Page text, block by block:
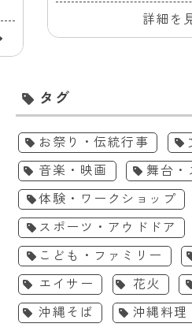
詳細を
タグ
お祭り・伝統行事
音楽・映画
舞台・
体験・ワークショップ
スポーツ・アウドドア
こども・ファミリー
エイサー
花火
沖縄そば
沖縄料理